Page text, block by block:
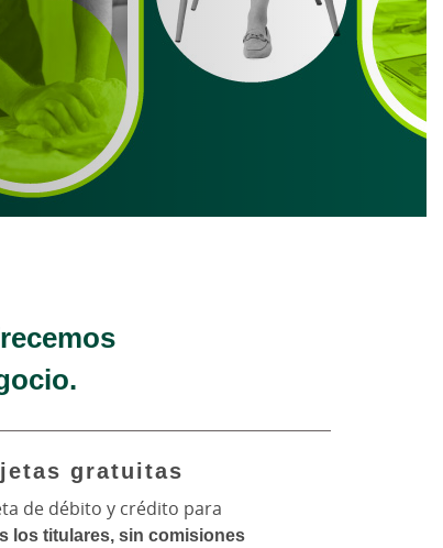
gratuitas
de débito y crédito para
los titulares, sin comisiones